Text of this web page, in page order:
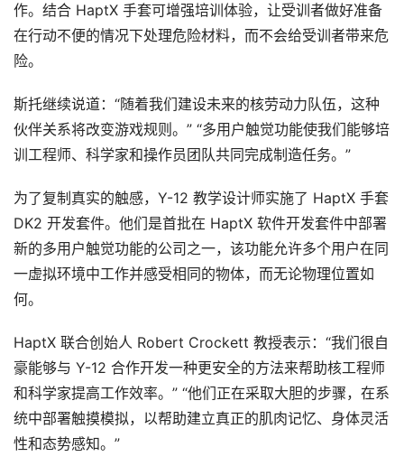
资
源
下
V
R
坛
社
区
作。结合 HaptX 手套可增强培训体验，让受训者做好准备
在行动不便的情况下处理危险材料，而不会给受训者带来危
险。
斯托继续说道：“随着我们建设未来的核劳动力队伍，这种
伙伴关系将改变游戏规则。” “多用户触觉功能使我们能够培
训工程师、科学家和操作员团队共同完成制造任务。”
为了复制真实的触感，Y-12 教学设计师实施了 HaptX 手套
DK2 开发套件。他们是首批在 HaptX 软件开发套件中部署
新的多用户触觉功能的公司之一，该功能允许多个用户在同
一虚拟环境中工作并感受相同的物体，而无论物理位置如
何。
HaptX 联合创始人 Robert Crockett 教授表示：“我们很自
豪能够与 Y-12 合作开发一种更安全的方法来帮助核工程师
和科学家提高工作效率。” “他们正在采取大胆的步骤，在系
统中部署触摸模拟，以帮助建立真正的肌肉记忆、身体灵活
性和态势感知。”